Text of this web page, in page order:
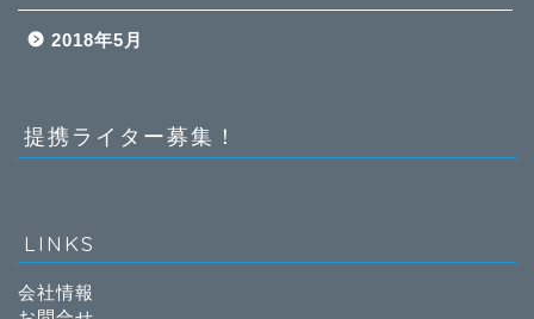
2018年5月
提携ライター募集！
LINKS
会社情報